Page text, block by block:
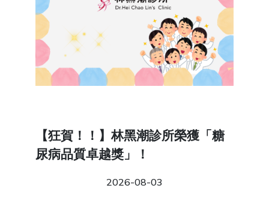
【狂賀！！】林黑潮診所榮獲「糖
尿病品質卓越獎」！
2026-08-03